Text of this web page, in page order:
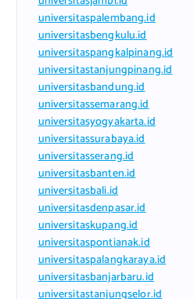
universitaspalembang.id
universitasbengkulu.id
universitaspangkalpinang.id
universitastanjungpinang.id
universitasbandung.id
universitassemarang.id
universitasyogyakarta.id
universitassurabaya.id
universitasserang.id
universitasbanten.id
universitasbali.id
universitasdenpasar.id
universitaskupang.id
universitaspontianak.id
universitaspalangkaraya.id
universitasbanjarbaru.id
universitastanjungselor.id